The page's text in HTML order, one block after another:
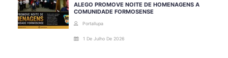
ALEGO PROMOVE NOITE DE HOMENAGENS A
COMUNIDADE FORMOSENSE
Portallupa
1 De Julho De 2026